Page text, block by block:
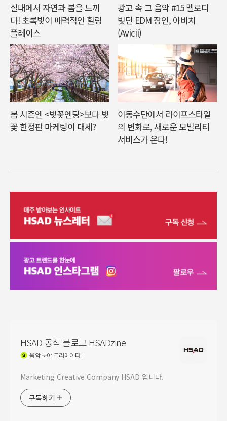
실내에서 자연과 봄을 느끼
다! 초록빛이 매력적인 힐링
플레이스
광고 속 그 음악 #15 멜로디
빚던 EDM 장인, 아비치
(Avicii)
봄 시즌엔 <벚꽃엔딩>보다 벚
꽃 한정판 마케팅이 대세?
이동수단에서 라이프스타일
의 변화로, 새로운 모빌리티
서비스가 온다!
HSAD 공식 블로그 HSADzine
음악분야 크리에이터
Marketing Creative Company HSAD 입니다.
구독하기